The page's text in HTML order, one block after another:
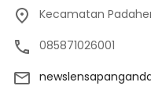
Kecamatan
085871026001